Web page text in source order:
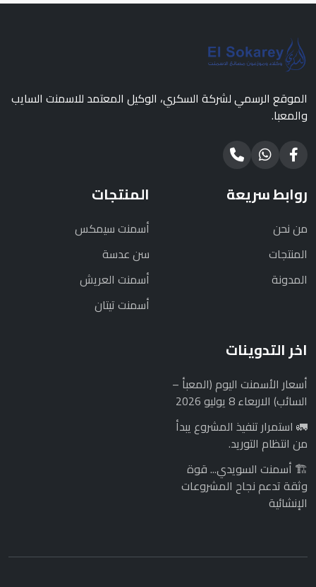
الموقع الرسمي لشركة السكري، الوكيل المعتمد للاسمنت السايب
والمعبا.
روابط سريعة
من نحن
المنتجات
المدونة
المنتجات
أسمنت سيمكس
سن عدسة
أسمنت العريش
أسمنت تيتان
اخر التدوينات
أسعار الأسمنت اليوم (المعبأ –
السائب) الاربعاء 8 يوليو 2026
🚛 استمرار تنفيذ المشروع يبدأ
من انتظام التوريد.
🏗️ أسمنت السويدي... قوة
وثقة تدعم نجاح المشروعات
الإنشائية